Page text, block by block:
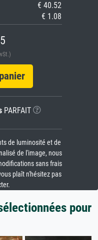
€ 40.52
€ 1.08
PARFAIT
de luminosité et de
de l'image, nous
sans frais
plaît n'hésitez pas
pour